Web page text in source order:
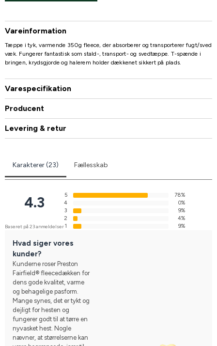
Vareinformation
Tæppe i tyk, varmende 350g fleece, der absorberer og transporterer fugt/sved
væk. Fungerer fantastisk som stald-, transport- og svedtæppe. T-spænde i
bringen, krydsgjorde og halerem holder dækkenet sikkert på plads.
Varespecifikation
Producent
Levering & retur
Karakterer (23) Fællesskab
4.3
Baseret på 23 anmeldelser
5
78%
4
0%
3
9%
2
4%
1
9%
Hvad siger vores
kunder?
Kunderne roser Preston
Fairfield® fleecedækken for
dens gode kvalitet, varme
og behagelige pasform.
Mange synes, det er tykt og
dejligt for hesten og
fungerer godt til at tørre en
nyvasket hest. Nogle
nævner, at størrelserne kan